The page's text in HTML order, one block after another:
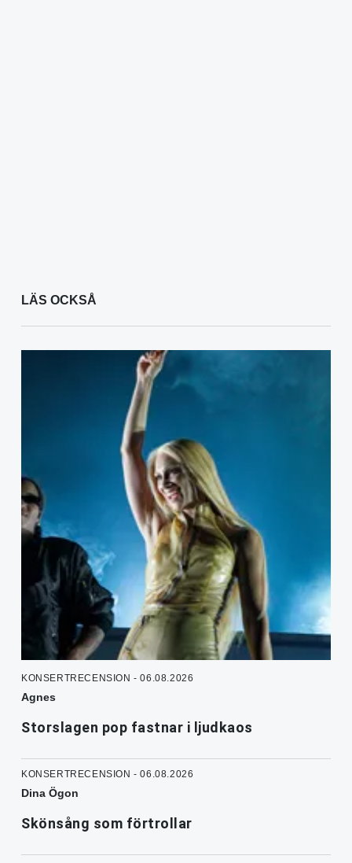
LÄS OCKSÅ
KONSERTRECENSION - 06.08.2026
Agnes
Storslagen pop fastnar i ljudkaos
KONSERTRECENSION - 06.08.2026
Dina Ögon
Skönsång som förtrollar